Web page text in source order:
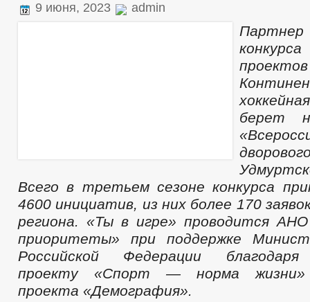
9 июня, 2023 admin
Партнер
берет
Всего в третьем сезоне конкурса
4600 инициатив, из них более 170
региона. «Ты в игре» проводится
приоритеты» при поддержке
Российской Федерации благодаря
проекту «Спорт — норма жизни»
проекта «Демография».